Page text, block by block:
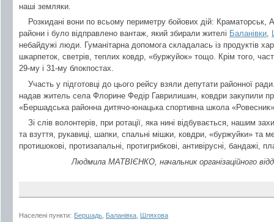
наші земляки.
Розкидані вони по всьому периметру бойових дій: Краматорськ,
райони і було відправлено вантаж, який збирали жителі Баланівки,
небайдужі люди. Гуманітарна допомога складалась із продуктів
шкарпеток, светрів, теплих ковдр, «буржуйок» тощо. Крім того,
29-му і 31-му блокпостах.
Участь у підготовці до цього рейсу взяли депутати районної
надав житель села Флорине Федір Гаврилишин, ковдри закупили
«Бершадська районна дитячо-юнацька спортивна школа
Зі слів волонтерів, при ротації, яка нині відбувається, нашим
та взуття, рукавиці, шапки, спальні мішки, ковдри, «буржуйки» та
протишокові, протизапальні, протигрибкові, антивірусні, бандажі,
Людмила МАТВІЄНКО, начальник організаційного
Населені пункти: Бершадь Баланівка Шляхова